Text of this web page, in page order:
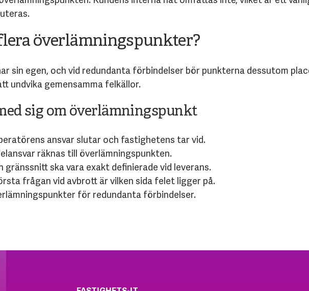
överlämningspunkter?
sin egen, och vid redundanta förbindelser bör punkterna dessutom
undvika gemensamma felkällor.
sig om överlämningspunkt
ansvar slutar och fastighetens tar vid.
räknas till överlämningspunkten.
gränssnitt ska vara exakt definierade vid leverans.
frågan vid avbrott är vilken sida felet ligger på.
för redundanta förbindelser.